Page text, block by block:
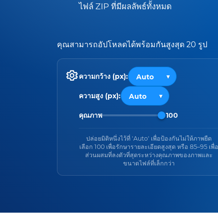
ไฟล์ ZIP ที่มีผลลัพธ์ทั้งหมด
คุณสามารถอัปโหลดได้พร้อมกันสูงสุด 20 รูป
ความกว้าง (px):
ความสูง (px):
คุณภาพ 100
ปล่อยมิติหนึ่งไว้ที่ 'Auto' เพื่อป้องกันไม่ให้ภาพยืด
เลือก 100 เพื่อรักษารายละเอียดสูงสุด หรือ 85–95 เพื่อ
ส่วนผสมที่ลงตัวที่สุดระหว่างคุณภาพของภาพและ
ขนาดไฟล์ที่เล็กกว่า